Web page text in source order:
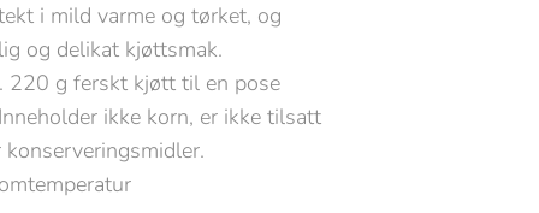
i mild varme og tørket, og
og delikat kjøttsmak.
220 g ferskt kjøtt til en pose
ikke korn, er ikke tilsatt